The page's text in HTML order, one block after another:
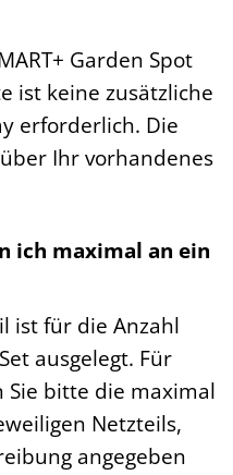
Garden Spot
ist keine zusätzliche
erforderlich. Die
Ihr vorhandenes
ich maximal an ein
ist für die Anzahl
ausgelegt. Für
bitte die maximal
Netzteils,
angegeben